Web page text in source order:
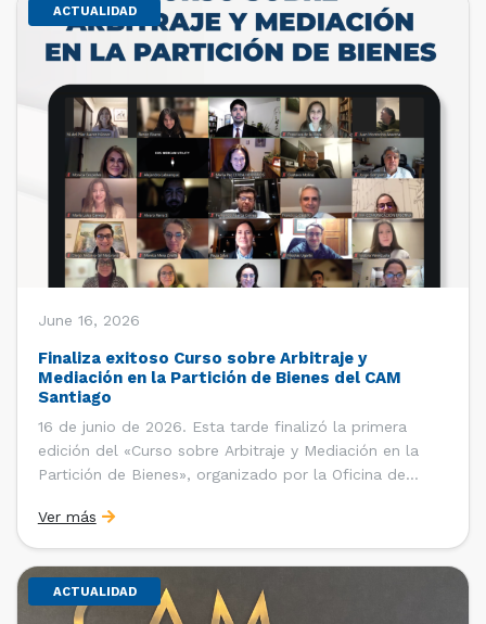
ACTUALIDAD
June 16, 2026
Finaliza exitoso Curso sobre Arbitraje y
Mediación en la Partición de Bienes del CAM
Santiago
16 de junio de 2026. Esta tarde finalizó la primera
edición del «Curso sobre Arbitraje y Mediación en la
Partición de Bienes», organizado por la Oficina de
Arbitraje y Mediación (CAM) de la Cámara de Comercio
de Santiago (CCS). El curso contó con […]
Ver más
ACTUALIDAD